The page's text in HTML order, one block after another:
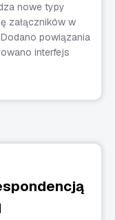
nowe typy
załączników w
powiązania
interfejs